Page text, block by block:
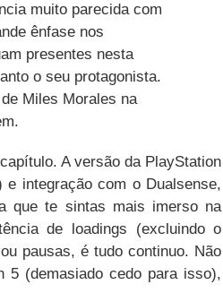
muito parecida com
ênfase nos
presentes nesta
o seu protagonista.
Miles Morales na
A versão da PlayStation
integração com o Dualsense,
que te sintas mais imerso na
de loadings (excluindo o
pausas, é tudo continuo. Não
5 (demasiado cedo para isso),